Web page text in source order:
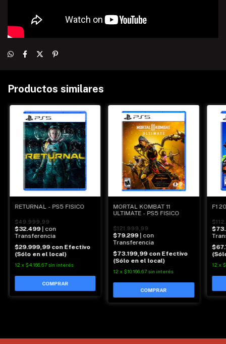
Productos similares
RETURNAL - PS5 FISICO
$49.999,99
$32.499 | con
Transferencia
$29.999,99 con Efectivo
(Sólo en el local)
12 x $4.166,67 sin interés
MORTAL KOMBAT 11
ULTIMATE - PS5 FISICO
$121.999,99
$79.299 | con
Transferencia
$73.199,99 con Efectivo
(Sólo en el local)
12 x $10.166,67 sin interés
F1
12 x